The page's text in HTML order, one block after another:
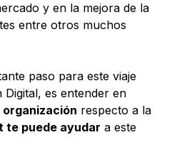
y en la mejora de la
entre otros muchos
paso para este viaje
respecto a la
te puede ayudar a este